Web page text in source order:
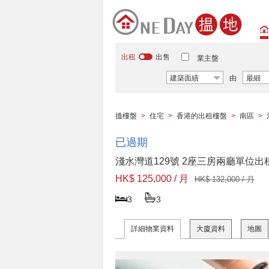
出租 出售 業主盤
建築面績 由 最細
搵樓盤 > 住宅 > 香港的出租樓盤 > 南區 >
已過期
淺水灣道129號 2座三房兩廳單位出
HK$ 125,000 / 月
HK$ 132,000 / 月
3 3
詳細物業資料 大廈資料 地圖